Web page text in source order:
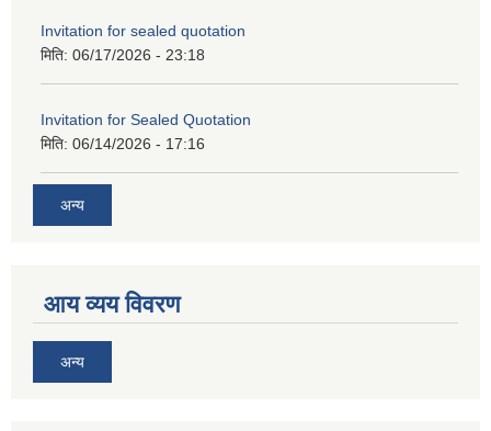
Invitation for sealed quotation
मिति: 06/17/2026 - 23:18
Invitation for Sealed Quotation
मिति: 06/14/2026 - 17:16
अन्य
आय व्यय विवरण
अन्य